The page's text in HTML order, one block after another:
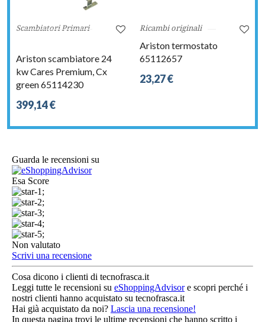
Scambiatori Primari
Ariston scambiatore 24
kw Cares Premium, Cx
green 65114230
399,14 €
Ricambi originali
Ariston termostato
65112657
23,27 €